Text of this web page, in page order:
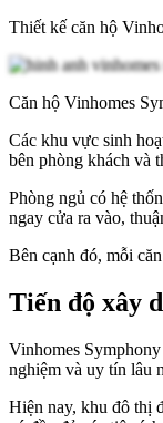
Thiết kế căn hộ
Căn hộ Vinhomes
Các khu vực sinh
bên phòng khách và
Phòng ngủ có hệ
ngay cửa ra vào,
Bên cạnh đó, mỗi
Tiến độ xây
Vinhomes
nghiệm và uy tín lâu
Hiện nay, khu đô thị